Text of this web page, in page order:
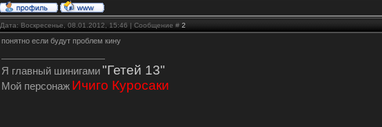
Дата: Воскресенье, 08.01.2012, 15:46 | Сообщение # 2
понятно если будут проблем кину
Я главный шинигами"Гетей 13"
Мой персонаж Ичиго Куросаки